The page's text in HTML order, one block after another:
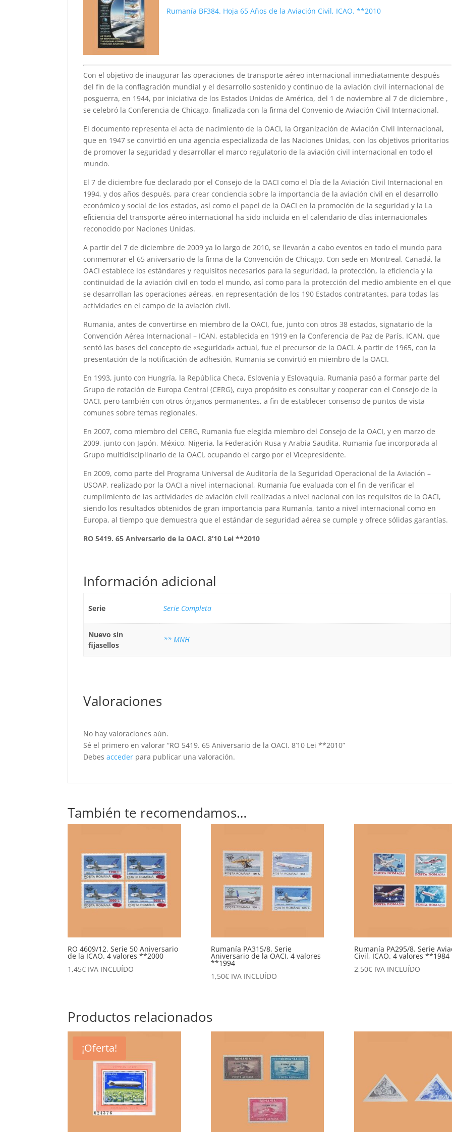
Rumanía BF384. Hoja 65 Años de la Aviación Civil, ICAO. **2010
Con el objetivo de inaugurar las operaciones de transporte aéreo internacional inmediatamente después
del fin de la conflagración mundial y el desarrollo sostenido y continuo de la aviación civil internacional de
posguerra, en 1944, por iniciativa de los Estados Unidos de América, del 1 de noviembre al 7 de diciembre ,
se celebró la Conferencia de Chicago, finalizada con la firma del Convenio de Aviación Civil Internacional.
El documento representa el acta de nacimiento de la OACI, la Organización de Aviación Civil Internacional,
que en 1947 se convirtió en una agencia especializada de las Naciones Unidas, con los objetivos prioritarios
de promover la seguridad y desarrollar el marco regulatorio de la aviación civil internacional en todo el
mundo.
El 7 de diciembre fue declarado por el Consejo de la OACI como el Día de la Aviación Civil Internacional en
1994, y dos años después, para crear conciencia sobre la importancia de la aviación civil en el desarrollo
económico y social de los estados, así como el papel de la OACI en la promoción de la seguridad y la La
eficiencia del transporte aéreo internacional ha sido incluida en el calendario de días internacionales
reconocido por Naciones Unidas.
A partir del 7 de diciembre de 2009 ya lo largo de 2010, se llevarán a cabo eventos en todo el mundo para
conmemorar el 65 aniversario de la firma de la Convención de Chicago. Con sede en Montreal, Canadá, la
OACI establece los estándares y requisitos necesarios para la seguridad, la protección, la eficiencia y la
continuidad de la aviación civil en todo el mundo, así como para la protección del medio ambiente en el que
se desarrollan las operaciones aéreas, en representación de los 190 Estados contratantes. para todas las
actividades en el campo de la aviación civil.
Rumania, antes de convertirse en miembro de la OACI, fue, junto con otros 38 estados, signatario de la
Convención Aérea Internacional – ICAN, establecida en 1919 en la Conferencia de Paz de París. ICAN, que
sentó las bases del concepto de «seguridad» actual, fue el precursor de la OACI. A partir de 1965, con la
presentación de la notificación de adhesión, Rumania se convirtió en miembro de la OACI.
En 1993, junto con Hungría, la República Checa, Eslovenia y Eslovaquia, Rumania pasó a formar parte del
Grupo de rotación de Europa Central (CERG), cuyo propósito es consultar y cooperar con el Consejo de la
OACI, pero también con otros órganos permanentes, a fin de establecer consenso de puntos de vista
comunes sobre temas regionales.
En 2007, como miembro del CERG, Rumania fue elegida miembro del Consejo de la OACI, y en marzo de
2009, junto con Japón, México, Nigeria, la Federación Rusa y Arabia Saudita, Rumania fue incorporada al
Grupo multidisciplinario de la OACI, ocupando el cargo por el Vicepresidente.
En 2009, como parte del Programa Universal de Auditoría de la Seguridad Operacional de la Aviación –
USOAP, realizado por la OACI a nivel internacional, Rumania fue evaluada con el fin de verificar el
cumplimiento de las actividades de aviación civil realizadas a nivel nacional con los requisitos de la OACI,
siendo los resultados obtenidos de gran importancia para Rumanía, tanto a nivel internacional como en
Europa, al tiempo que demuestra que el estándar de seguridad aérea se cumple y ofrece sólidas garantías.
RO 5419. 65 Aniversario de la OACI. 8’10 Lei **2010
Información adicional
Serie Serie Completa
Nuevo sin
fijasellos
** MNH
Valoraciones
No hay valoraciones aún.
Sé el primero en valorar “RO 5419. 65 Aniversario de la OACI. 8’10 Lei **2010”
Debesacceder para publicar una valoración.
También te recomendamos…
RO 4609/12. Serie 50 Aniversario
de la ICAO. 4 valores **2000
1,45€ IVA INCLUÍDO
Rumanía PA315/8. Serie
Aniversario de la OACI. 4 valores
**1994
1,50€ IVA INCLUÍDO
Rumanía PA295/8. Serie
Civil, ICAO. 4 valores **1984
2,50€ IVA INCLUÍDO
Productos relacionados
¡Oferta!